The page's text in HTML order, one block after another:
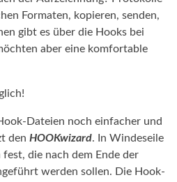
Formaten, kopieren, senden,
gibt es über die Hooks bei
aber eine komfortable
Dateien noch einfacher und
den HOOKwizard. In Windeseile
fest, die nach dem Ende der
werden sollen. Die Hook-